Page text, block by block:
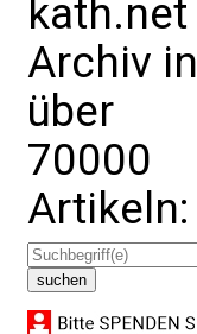
kath.net
Archiv in
über
70000
Artikeln: